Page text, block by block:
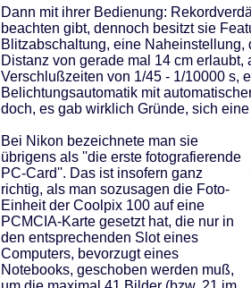
Dann mit ihrer Bedienung:
beachten gibt, dennoch besitzt sie
Blitzabschaltung, eine Naheinstellung,
Distanz von gerade mal 14 cm erlaubt,
Verschlußzeiten von 1/45 - 1/10000 s,
Belichtungsautomatik mit
doch, es gab wirklich Gründe, sich
Bei Nikon bezeichnete man sie
übrigens als ''die erste fotografierende
PC-Card''. Das ist insofern ganz
richtig, als man sozusagen die Foto-
Einheit der Coolpix 100 auf eine
PCMCIA-Karte gesetzt hat, die nur in
den entsprechenden Slot eines
Computers, bevorzugt eines
Notebooks, geschoben werden muß,